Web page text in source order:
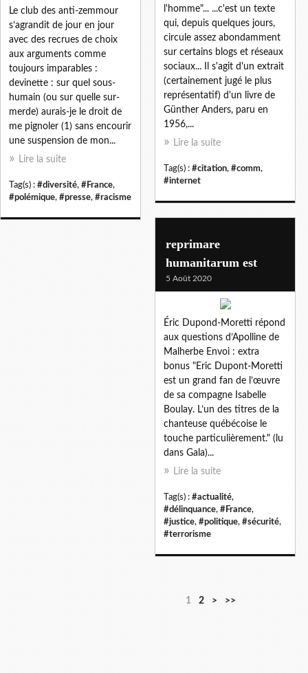
l'homme"... ...c'est un texte
qui, depuis quelques jours,
circule assez abondamment
sur certains blogs et réseaux
sociaux... Il s'agit d'un extrait
(certainement jugé le plus
représentatif) d'un livre de
Günther Anders, paru en
1956,...
Lire la suite
Tag(s) : #citation, #comm,
#internet
Le club des anti-zemmour
s’agrandit de jour en jour
avec des recrues de choix
aux arguments comme
toujours imparables :
devinette : sur quel sous-
humain (ou sur quelle sur-
merde) aurais-je le droit de
me pignoler (1) sans encourir
une suspension de mon...
Lire la suite
Tag(s) : #diversité, #France,
#polémique, #presse, #racisme
reprimare
humanitarum est
5 Août 2020
Éric Dupond-Moretti répond
aux questions d’Apolline de
Malherbe Envoi : extra
bonus "Eric Dupont-Moretti
est un grand fan de l’œuvre
de sa compagne Isabelle
Boulay. L’un des titres de la
chanteuse québécoise le
touche particulièrement." (lu
dans Gala)...
Lire la suite
Tag(s) : #actualité,
#délinquance, #France,
#justice, #politique, #sécurité,
#terrorisme
1 2 > >>